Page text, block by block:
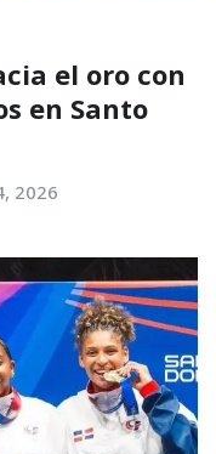
el oro con
en Santo
2026